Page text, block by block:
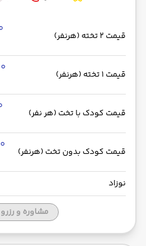
قیمت 2 تخته (هرنفر)
قیمت 1 تخته (هرنفر)
قیمت کودک با تخت (هر نفر)
قیمت کودک بدون تخت (هرنفر)
نوزاد
مشاوره و رزرو